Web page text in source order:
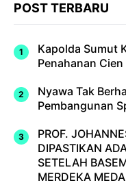
POST TERBARU
Kapolda Sumut
Penahanan
Nyawa Tak
Pembangunan
PROF.
DIPASTIKAN
SETELAH
MERDEKA